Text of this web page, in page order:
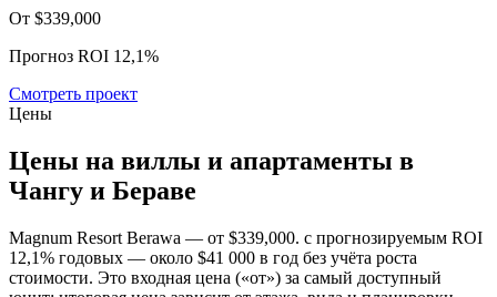
От $339,000
Прогноз ROI 12,1%
Смотреть проект
Цены
Цены на виллы и апартаменты в
Чангу и Бераве
Magnum Resort Berawa — от $339,000. с прогнозируемым ROI
12,1% годовых — около $41 000 в год без учёта роста
стоимости. Это входная цена («от») за самый доступный